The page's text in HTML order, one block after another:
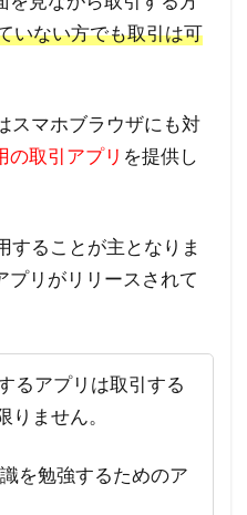
いない方でも取引は可
スマホブラウザにも対
の取引アプリ を提供し
することが主となりま
プリがリリースされて
るアプリは取引する
りません。
を勉強するためのア